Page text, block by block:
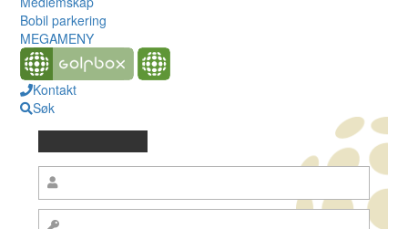
Bobil parkering
MEGAMENY
Kontakt
Søk